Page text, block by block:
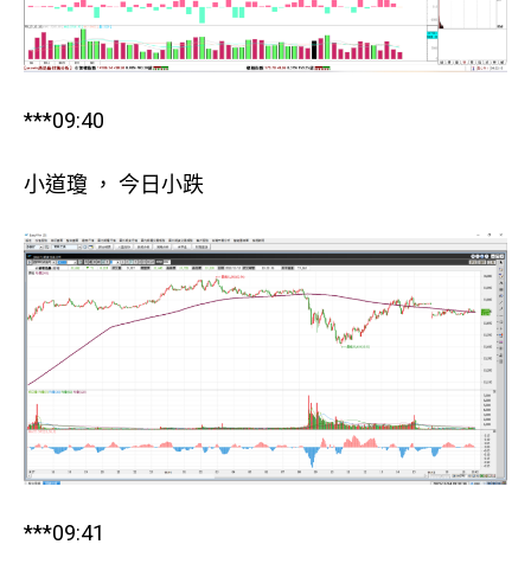
***09:40
小道瓊 ， 今日小跌
***09:41